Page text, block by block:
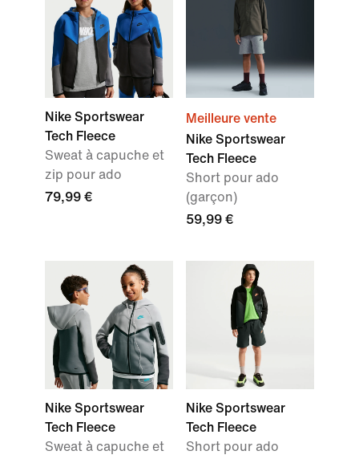
Nike Sportswear
Tech Fleece
Sweat à capuche et
zip pour ado
79,99 €
Meilleure vente
Nike Sportswear
Tech Fleece
Short pour ado
(garçon)
59,99 €
Nike Sportswear
Tech Fleece
Sweat à capuche et
Nike Sportswear
Tech Fleece
Short pour ado